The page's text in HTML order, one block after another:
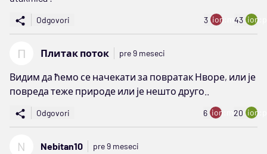
Odgovori 3 ion:minus
43
П Плитак поток pre 9 meseci
Видим да ћемо се начекати за повратак Нворе, или је
повреда теже природе или је нешто друго..
Odgovori 6 ion:minus
20
N Nebitan10 pre 9 meseci